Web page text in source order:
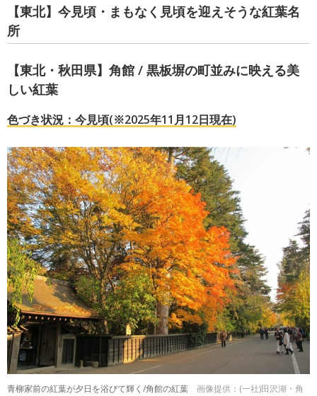
【東北】今見頃・まもなく見頃を迎えそうな紅葉名
所
【東北・秋田県】角館 / 黒板塀の町並みに映える美
しい紅葉
色づき状況：今見頃(※2025年11月12日現在)
青柳家前の紅葉が夕日を浴びて輝く/角館の紅葉
画像提供：(一社)田沢湖・角